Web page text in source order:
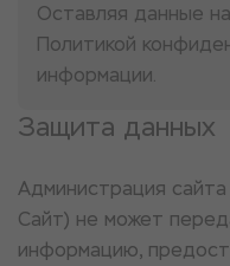
Оставляя данные
Политикой
информации.
Защита данных
Администрация
Сайт) не может
информацию,